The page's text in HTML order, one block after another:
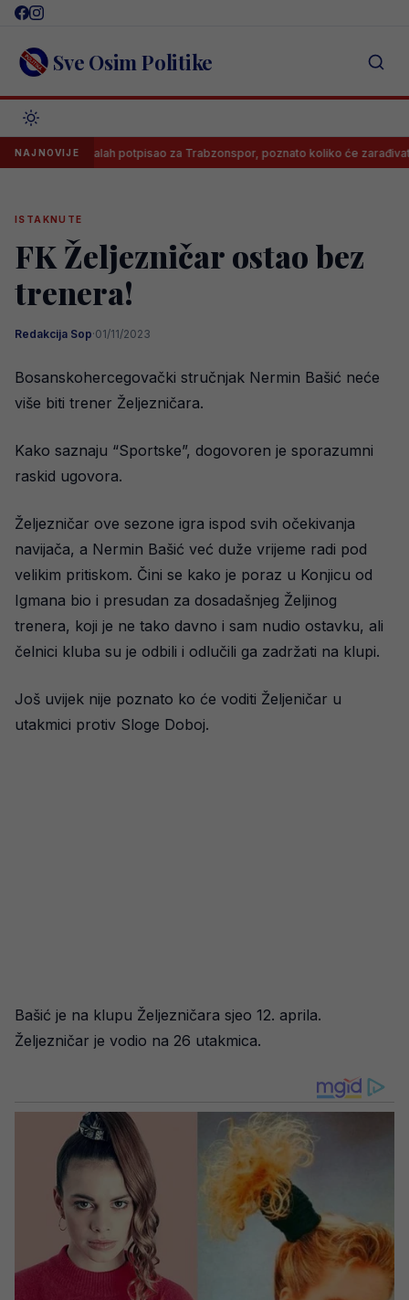
Skip
content Sve Osim Politike
NAJNOVIJE
Salah potpisao za Trabzonspor, poznato koliko će zarađivati
ISTAKNUTE
FK Željezničar ostao bez
trenera!
Redakcija Sop·01/11/2023
Bosanskohercegovački stručnjak Nermin Bašić neće
više biti trener Željezničara.
Kako saznaju “Sportske”, dogovoren je sporazumni
raskid ugovora.
Željezničar ove sezone igra ispod svih očekivanja
navijača, a Nermin Bašić već duže vrijeme radi pod
velikim pritiskom. Čini se kako je poraz u Konjicu od
Igmana bio i presudan za dosadašnjeg Željinog
trenera, koji je ne tako davno i sam nudio ostavku, ali
čelnici kluba su je odbili i odlučili ga zadržati na klupi.
Još uvijek nije poznato ko će voditi Željeničar u
utakmici protiv Sloge Doboj.
Bašić je na klupu Željezničara sjeo 12. aprila.
Željezničar je vodio na 26 utakmica.